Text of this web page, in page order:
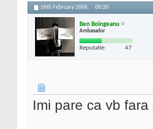
16th February 2006, 00:20
Ben Boingeanu
Ambasador
Reputatie: 47
Imi pare ca vb